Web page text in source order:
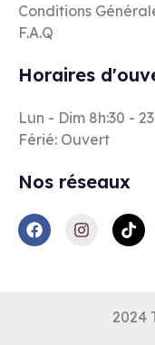
Conditions
F.A.Q
Horaires
Lun - Dim 8h:30 -
Férié: Ouvert
Nos réseaux
2024